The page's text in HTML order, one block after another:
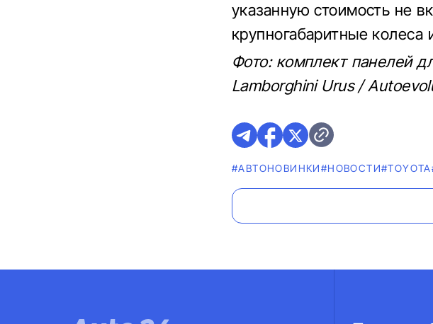
указанную стоимость не
крупногабаритные колеса
Фото: комплект панелей
Lamborghini Urus /
#AВТОНОВИНКИ#НОВОСТИ#TOYOTA